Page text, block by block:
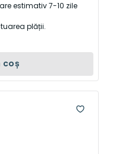
estimativ 7-10 zile
plății.
coș